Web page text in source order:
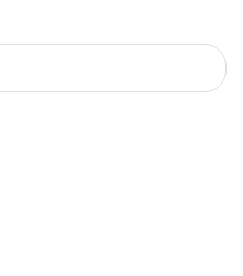
Dual Sim 6Go 128Go Black